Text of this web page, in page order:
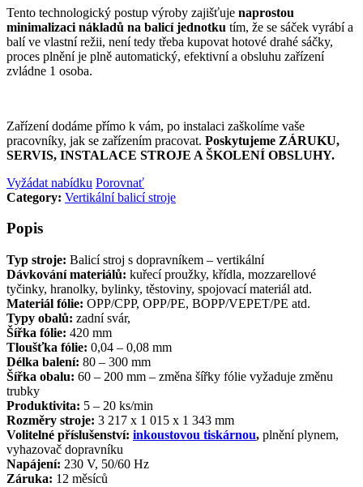
Tento technologický postup výroby zajišťuje naprostou
minimalizaci nákladů na balicí jednotku tím, že se sáček vyrábí a
balí ve vlastní režii, není tedy třeba kupovat hotové drahé sáčky,
proces plnění je plně automatický, efektivní a obsluhu zařízení
zvládne 1 osoba.
Zařízení dodáme přímo k vám, po instalaci zaškolíme vaše
pracovníky, jak se zařízením pracovat. Poskytujeme ZÁRUKU,
SERVIS, INSTALACE STROJE A ŠKOLENÍ OBSLUHY.
Vyžádat nabídku Porovnať
Category: Vertikální balicí stroje
Popis
Typ stroje: Balicí stroj s dopravníkem – vertikální
Dávkování materiálů: kuřecí proužky, křídla, mozzarellové
tyčinky, hranolky, bylinky, těstoviny, spojovací materiál atd.
Materiál fólie: OPP/CPP, OPP/PE, BOPP/VEPET/PE atd.
Typy obalů: zadní svár,
Šířka fólie: 420 mm
Tloušťka fólie: 0,04 – 0,08 mm
Délka balení: 80 – 300 mm
Šířka obalu: 60 – 200 mm – změna šířky fólie vyžaduje změnu
trubky
Produktivita: 5 – 20 ks/min
Rozměry stroje: 3 217 x 1 015 x 1 343 mm
Volitelné příslušenství: inkoustovou tiskárnou, plnění plynem,
vyhazovač dopravníku
Napájení: 230 V, 50/60 Hz
Záruka: 12 měsíců